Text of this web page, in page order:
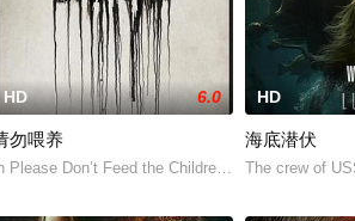
名好友因一时疏忽造成了一起严重车祸，他们决
HD 6.0
勿喂养
Please Don’t Feed the Children, after a viral
HD
海底潜伏
The crew of